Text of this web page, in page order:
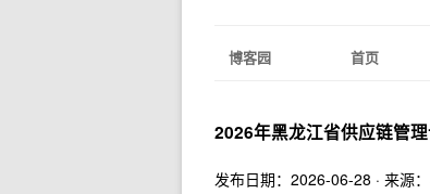
博客园 首页
2026年黑龙江省供应链管
发布日期：2026-06-28 · 来源